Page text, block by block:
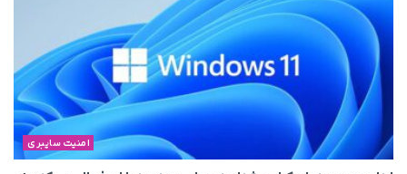
امنیت سایبری